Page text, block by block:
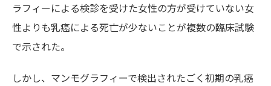
ラフィーによる検診を受けた女性の方が受けていない女
性よりも乳癌による死亡が少ないことが複数の臨床試験
で示された。
しかし、マンモグラフィーで検出されたごく初期の乳癌